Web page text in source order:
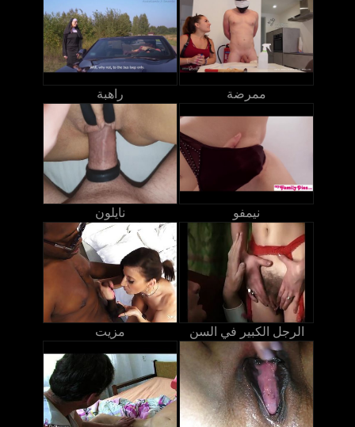
راهبة ممرضة
نايلون نيمفو
مزيت الرجل الكبير في السن